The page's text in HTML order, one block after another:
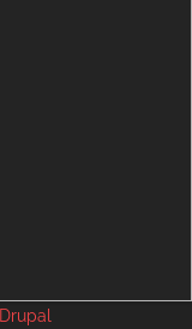
Drupal